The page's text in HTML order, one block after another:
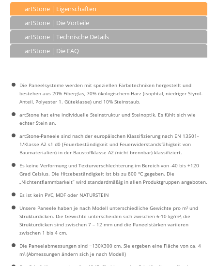
artStone | Eigenschaften
artStone | Die Vorteile
artStone | Technische Details
artStone | Die FAQ
Die Paneelsysteme werden mit speziellen Färbetechniken hergestellt und
bestehen aus 20% Fiberglas, 70% ökologischem Harz (isophtal, niedriger Styrol-
Anteil, Polyester 1. Güteklasse) und 10% Steinstaub.
artStone hat eine individuelle Steinstruktur und Steinoptik. Es fühlt sich wie
echter Stein an.
artStone-Paneele sind nach der europäischen Klassifizierung nach EN 13501-
1/Klasse A2 s1 d0 (Feuerbeständigkeit und Feuerwiderstandsfähigkeit von
Baumaterialien) in der Baustoffklasse A2 (nicht brennbar) klassifiziert.
Es keine Verformung und Texturverschlechterung im Bereich von -40 bis +120
Grad Celsius. Die Hitzebeständigkeit ist bis zu 800 °C gegeben. Die
„Nichtentflammbarkeit” wird standardmäßig in allen Produktgruppen angeboten.
Es ist kein PVC, MDF oder NATURSTEIN
Unsere Paneele haben je nach Modell unterschiedliche Gewichte pro m² und
Strukturdicken. Die Gewichte unterscheiden sich zwischen 6-10 kg/m², die
Strukturdicken sind zwischen 7 – 12 mm und die Paneelstärken variieren
zwischen 1 bis 4 cm.
Die Paneelabmessungen sind ~130X300 cm. Sie ergeben eine Fläche von ca. 4
m².(Abmessungen ändern sich je nach Modell)